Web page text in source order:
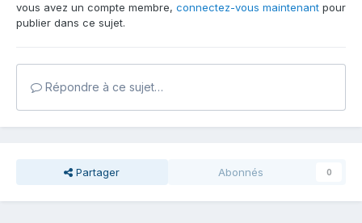
vous avez un compte membre, connectez-vous maintenant pour
publier dans ce sujet.
Répondre à ce sujet…
Partager Abonnés 0